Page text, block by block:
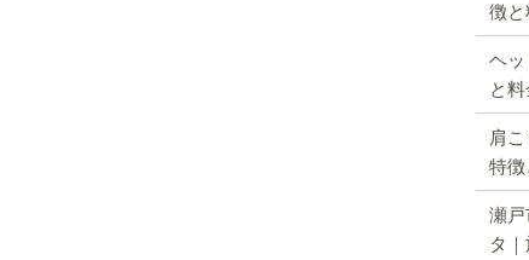
徴と
ヘッ
と
肩
特徴
瀬戸
タ